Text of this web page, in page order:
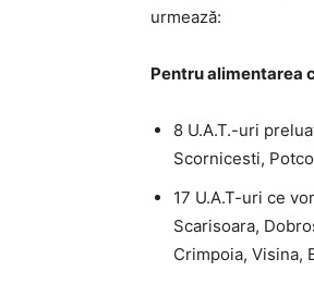
urmează:
Pentru alimentarea
8 U.A.T.-uri
Scornicesti,
17 U.A.T-uri ce
Scarisoara,
Crimpoia, Visina,